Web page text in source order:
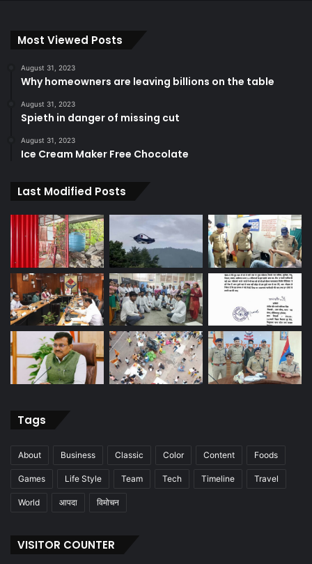
Most Viewed Posts
August 31, 2023
Why homeowners are leaving billions on the table
August 31, 2023
Spieth in danger of missing cut
August 31, 2023
Ice Cream Maker Free Chocolate
Last Modified Posts
Tags
About Business Classic Color Content Foods
Games Life Style Team Tech Timeline Travel
World आपदा विमोचन
VISITOR COUNTER